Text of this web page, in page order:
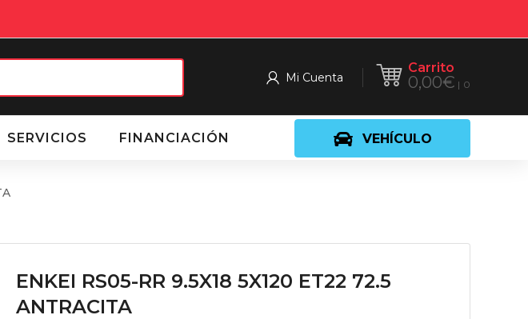
Carrito
0,00€ 0
Mi Cuenta
VEHÍCULO
SERVICIOS FINANCIACIÓN
ENKEI RS05-RR 9.5X18 5X120 ET22 72.5
ANTRACITA